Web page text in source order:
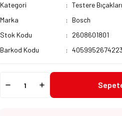
Kategori
Testere
Marka
Bosch
Stok Kodu
2608601801
Barkod Kodu
4059952674223